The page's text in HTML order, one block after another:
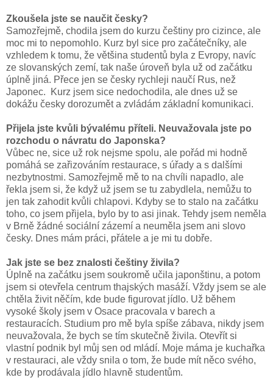
Zkoušela jste se naučit česky?
Samozřejmě, chodila jsem do kurzu češtiny pro cizince, ale
moc mi to nepomohlo. Kurz byl sice pro začátečníky, ale
vzhledem k tomu, že většina studentů byla z Evropy, navíc
ze slovanských zemí, tak naše úroveň byla už od začátku
úplně jiná. Přece jen se česky rychleji naučí Rus, než
Japonec. Kurz jsem sice nedochodila, ale dnes už se
dokážu česky dorozumět a zvládám základní komunikaci.
Přijela jste kvůli bývalému příteli. Neuvažovala jste po
rozchodu o návratu do Japonska?
Vůbec ne, sice už rok nejsme spolu, ale pořád mi hodně
pomáhá se zařizováním restaurace, s úřady a s dalšími
nezbytnostmi. Samozřejmě mě to na chvíli napadlo, ale
řekla jsem si, že když už jsem se tu zabydlela, nemůžu to
jen tak zahodit kvůli chlapovi. Kdyby se to stalo na začátku
toho, co jsem přijela, bylo by to asi jinak. Tehdy jsem neměla
v Brně žádné sociální zázemí a neuměla jsem ani slovo
česky. Dnes mám práci, přátele a je mi tu dobře.
Jak jste se bez znalosti češtiny živila?
Úplně na začátku jsem soukromě učila japonštinu, a potom
jsem si otevřela centrum thajských masáží. Vždy jsem se ale
chtěla živit něčím, kde bude figurovat jídlo. Už během
vysoké školy jsem v Osace pracovala v barech a
restauracích. Studium pro mě byla spíše zábava, nikdy jsem
neuvažovala, že bych se tím skutečně živila. Otevřít si
vlastní podnik byl můj sen od mládí. Moje máma je kuchařka
v restauraci, ale vždy snila o tom, že bude mít něco svého,
kde by prodávala jídlo hlavně studentům.